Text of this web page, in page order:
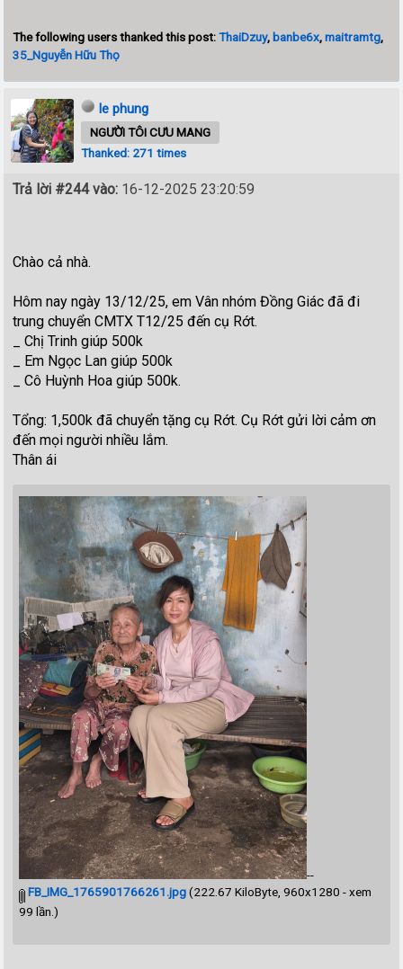
The following users thanked this post:ThaiDzuy, banbe6x,maitramtg,
35_Nguyễn Hữu Thọ
le phung
NGƯỜI TÔI CƯU MANG
Thanked: 271 times
Trả lời #244 vào: 16-12-2025 23:20:59
Chào cả nhà.
Hôm nay ngày 13/12/25, em Vân nhóm Đồng Giác đã đi
trung chuyển CMTX T12/25 đến cụ Rớt.
_ Chị Trinh giúp 500k
_ Em Ngọc Lan giúp 500k
_ Cô Huỳnh Hoa giúp 500k.
Tổng: 1,500k đã chuyển tặng cụ Rớt. Cụ Rớt gửi lời cảm ơn
đến mọi người nhiều lắm.
Thân ái
--
FB_IMG_1765901766261.jpg(222.67 KiloByte, 960x1280 - xem
99 lần.)